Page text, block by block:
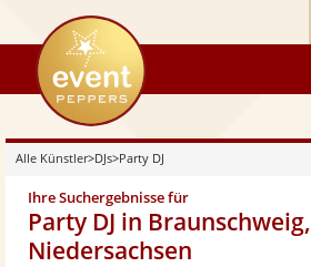
eventpeppers
Alle Künstler>DJs>Party DJ
Ihre Suchergebnisse für
Party DJ in Braunschweig,
Niedersachsen